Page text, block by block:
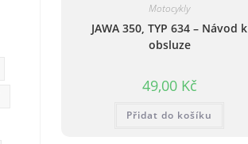
Motocykly
JAWA 350, TYP 634 – Návod k
obsluze
49,00 Kč
Přidat do košíku